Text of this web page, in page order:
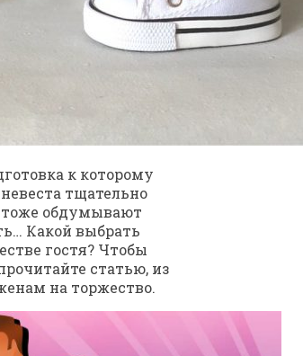
к которому
тщательно
тоже обдумывают
Какой выбрать
гостя? Чтобы
статью, из
на торжество.